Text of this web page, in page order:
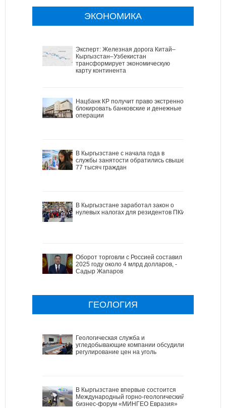
ЭКОНОМИКА
Эксперт: Железная дорога Китай–
Кыргызстан–Узбекистан
трансформирует экономическую
карту континента
Нацбанк КР получит право экстренно
блокировать банковские и денежные
операции
В Кыргызстане с начала года в
службы занятости обратились свыше
77 тысяч граждан
В Кыргызстане заработал закон о
нулевых налогах для резидентов ПКИ
Оборот торговли с Россией составил в
2025 году около 4 млрд долларов, -
Садыр Жапаров
ГЕОЛОГИЯ
Геологическая служба и
угледобывающие компании обсудили
регулирование цен на уголь
В Кыргызстане впервые состоится
Международный горно-геологический
бизнес-форум «МИНГЕО Евразия»